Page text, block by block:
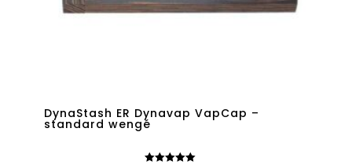
DynaStash ER Dynavap VapCap –
standard wengé